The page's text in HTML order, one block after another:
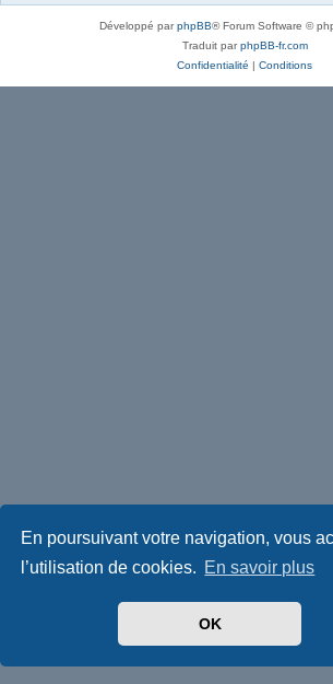
En poursuivant votre navigation, vous
l’utilisation de cookies. En savoir plus
OK
Développé parphpBB® Forum Software ©
Traduit parphpBB-fr.com
Confidentialité | Conditions